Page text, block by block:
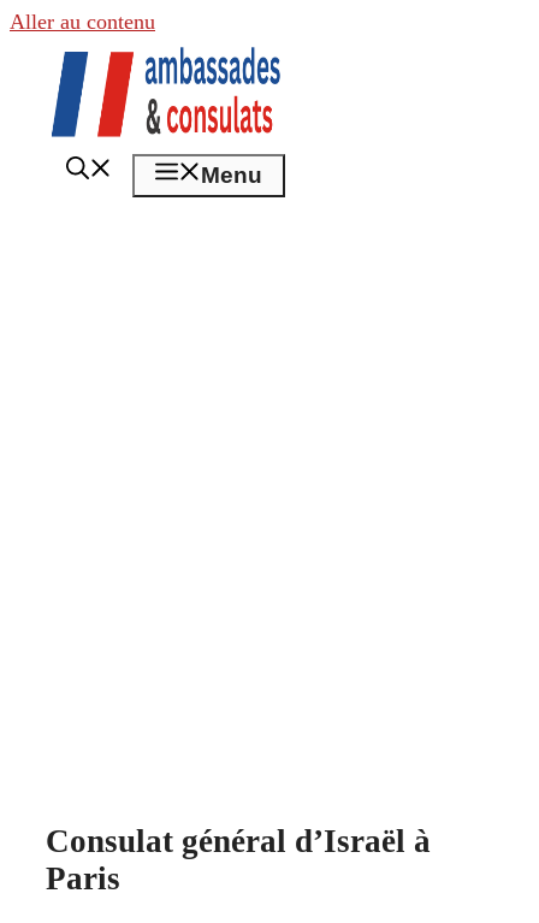
Aller au contenu
Menu
Consulat général d’Israël à
Paris